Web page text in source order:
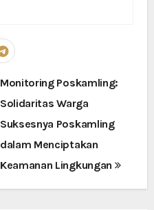
Monitoring Poskamling:
Solidaritas Warga
Suksesnya Poskamling
dalam Menciptakan
Keamanan Lingkungan